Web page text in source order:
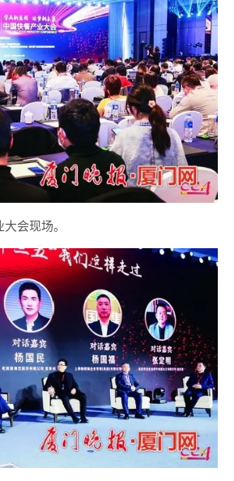
会现场。